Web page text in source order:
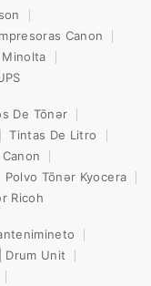
Canon
Minolta
De Tōnər
Tintas De Litro
Polvo Tōnər Kyocera
Ricoh
Drum Unit